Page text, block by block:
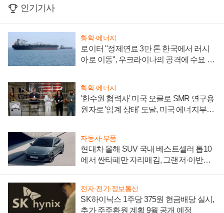
인기기사
화학·에너지
로이터 "정제연료 3만 톤 한국에서 러시
아로 이동", 우크라이나의 공격에 수요 늘
화학·에너지
'한수원 협력사' 미국 오클로 SMR 연구용
원자로 '임계 상태' 도달, 미국 에너지부
자동차·부품
현대차 올해 SUV 국내 베스트셀러 톱10
에서 싼타페만 자리매김, 그랜저·아반떼
전자·전기·정보통신
SK하이닉스 1주당 375원 현금배당 실시,
추가 주주환원 계획 9월 공개 예정